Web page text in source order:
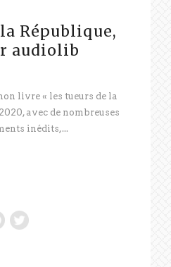
République,
audiolib
livre « les tueurs de la
avec de nombreuses
inédits,...